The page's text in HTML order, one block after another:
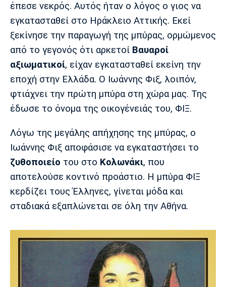
έπεσε νεκρός. Αυτός ήταν ο λόγος ο γιος να
εγκατασταθεί στο Ηράκλειο Αττικής. Εκεί
ξεκίνησε την παραγωγή της μπύρας, ορμώμενος
από το γεγονός ότι αρκετοί Βαυαροί
αξιωματικοί, είχαν εγκατασταθεί εκείνη την
εποχή στην Ελλάδα. Ο Ιωάννης Φιξ, λοιπόν,
φτιάχνει την πρώτη μπύρα στη χώρα μας. Της
έδωσε το όνομα της οικογένειάς του, ΦΙΞ.
Λόγω της μεγάλης απήχησης της μπύρας, ο
Ιωάννης Φιξ αποφάσισε να εγκαταστήσει το
ζυθοποιείο του στο Κολωνάκι, που
αποτελούσε κοντινό προάστιο. Η μπύρα ΦΙΞ
κερδίζει τους Έλληνες, γίνεται μόδα και
σταδιακά εξαπλώνεται σε όλη την Αθήνα.